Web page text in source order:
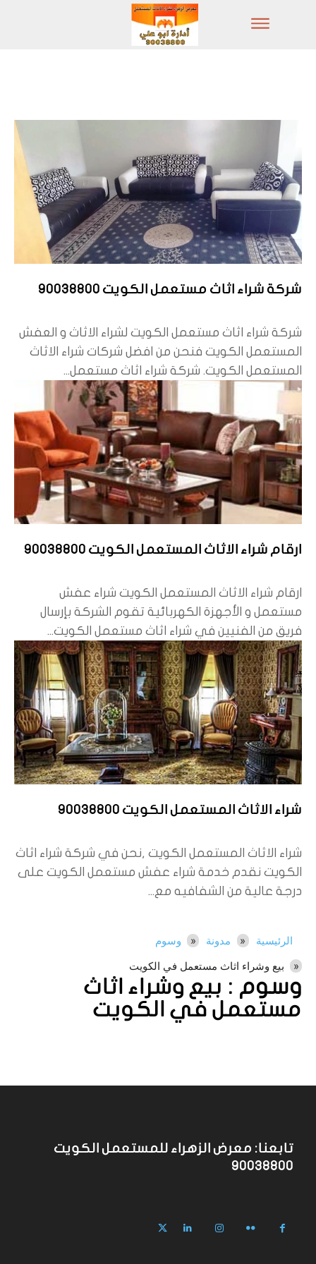
وسوم : بيع وشراء اثاث
مستعمل في الكويت
الرئيسية مدونة
وسوم
بيع وشراء اثاث مستعمل في الكويت
شركة شراء اثاث مستعمل الكويت 90038800
شركة شراء اثاث مستعمل الكويت لشراء الاثاث و العفش
المستعمل الكويت فنحن من افضل شركات شراء الاثاث
المستعمل الكويت. شركة شراء اثاث مستعمل...
ارقام شراء الاثاث المستعمل الكويت 90038800
ارقام شراء الاثاث المستعمل الكويت شراء عفش
مستعمل و الأجهزة الكهربائية تقوم الشركة بإرسال
فريق من الفنيين في شراء اثاث مستعمل الكويت...
شراء الاثاث المستعمل الكويت 90038800
شراء الاثاث المستعمل الكويت ,نحن في شركة شراء اثاث
الكويت نقدم خدمة شراء عفش مستعمل الكويت على
درجة عالية من الشفافيه مع...
تابعنا: معرض الزهراء للمستعمل الكويت
90038800